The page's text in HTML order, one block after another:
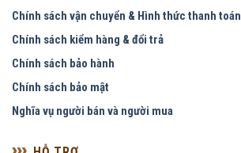
Chính sách vận chuyển & Hình thức thanh toán
Chính sách kiểm hàng & đổi trả
Chính sách bảo hành
Chính sách bảo mật
Nghĩa vụ người bán và người mua